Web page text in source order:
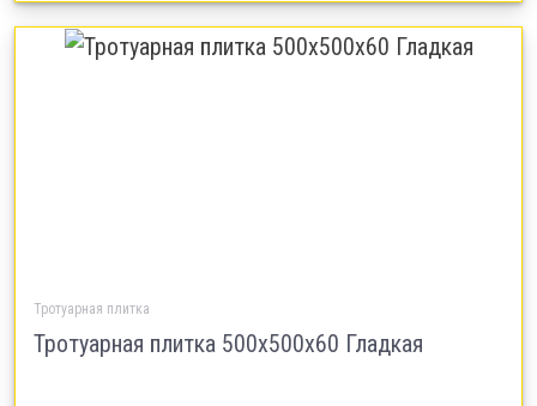
Тротуарная плитка
Тротуарная плитка 500х500х60 Гладкая